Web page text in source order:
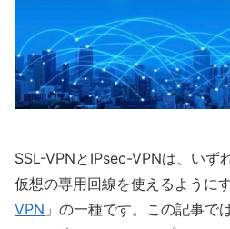
SSL-VPNとIPsec-VPNは、いず
仮想の専用回線を使えるように
VPN 」の一種です。この記事で